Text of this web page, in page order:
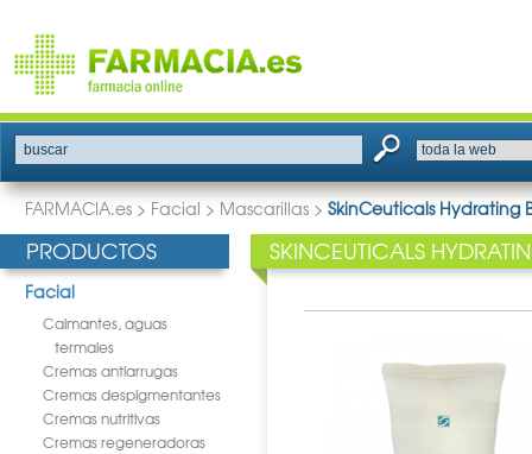
buscar
FARMACIA.es > Facial > Mascarillas > SkinCeuticals Hydrating
PRODUCTOS
Facial
Calmantes, aguas
termales
Cremas antiarrugas
Cremas despigmentantes
Cremas nutritivas
Cremas regeneradoras
SKINCEUTICALS